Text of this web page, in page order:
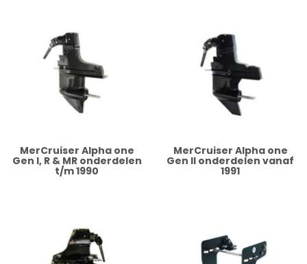
MerCruiser Alpha one
Gen I, R & MR onderdelen
t/m 1990
MerCruiser Alpha one
Gen II onderdelen vanaf
1991